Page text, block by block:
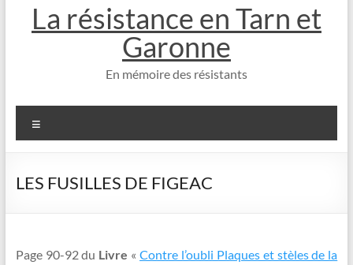
La résistance en Tarn et
Garonne
En mémoire des résistants
LES FUSILLES DE FIGEAC
Page 90-92 du Livre «Contre l’oubli Plaques et stèles de la